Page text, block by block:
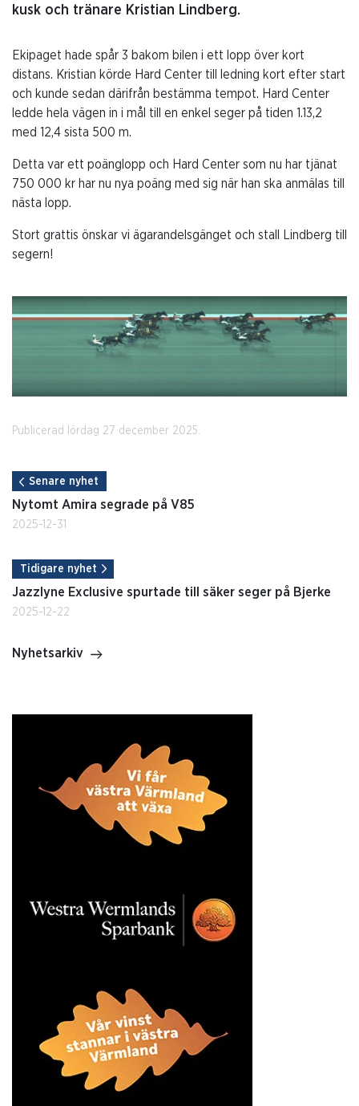
kusk och tränare Kristian Lindberg.
Ekipaget hade spår 3 bakom bilen i ett lopp över kort
distans. Kristian körde Hard Center till ledning kort efter start
och kunde sedan därifrån bestämma tempot. Hard Center
ledde hela vägen in i mål till en enkel seger på tiden 1.13,2
med 12,4 sista 500 m.
Detta var ett poänglopp och Hard Center som nu har tjänat
750 000 kr har nu nya poäng med sig när han ska anmälas till
nästa lopp.
Stort grattis önskar vi ägarandelsgänget och stall Lindberg till
segern!
Publicerad lördag 27 december 2025.
Senare nyhet
Nytomt Amira segrade på V85
2025-12-31
Tidigare nyhet
Jazzlyne Exclusive spurtade till säker seger på Bjerke
2025-12-22
Nyhetsarkiv